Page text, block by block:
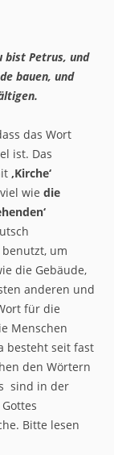
bist Petrus, und
bauen, und
das Wort
ist. Das
‚Kirche‘
wie die
um
die Gebäude,
anderen und
für die
Menschen
besteht seit fast
den Wörtern
sind in der
Bitte lesen